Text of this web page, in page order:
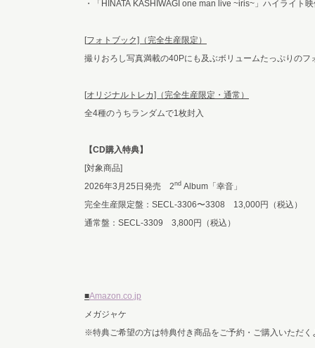
・「HINATA KASHIWAGI one man live ~iris~」ハイライト
[フォトブック]（完全生産限定）
撮りおろし写真満載の40Pにも及ぶボリュームたっぷりのフ
[オリジナルトレカ]（完全生産限定・通常）
全4種のうちランダムで1枚封入
【CD購入特典】
[対象商品]
2026年3月25日発売 2nd Album「幸音」
完全生産限定盤：SECL-3306〜3308 13,000円（税込）
通常盤：SECL-3309 3,800円（税込）
■Amazon.co.jp
メガジャケ
※特典ご希望の方は特典付き商品をご予約・ご購入いただく